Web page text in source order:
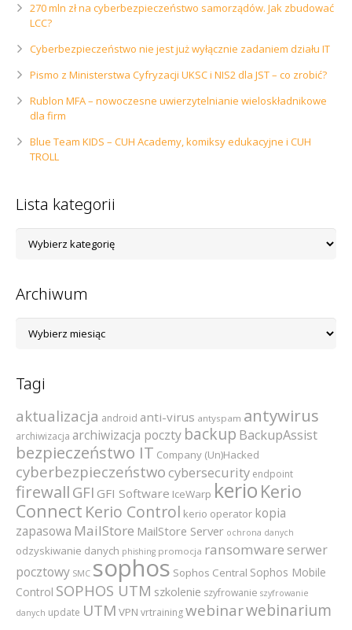
270 mln zł na cyberbezpieczeństwo samorządów. Jak zbudować
LCC?
Cyberbezpieczeństwo nie jest już wyłącznie zadaniem działu IT
Pismo z Ministerstwa Cyfryzacji UKSC i NIS2 dla JST – co zrobić?
Rublon MFA – nowoczesne uwierzytelnianie wieloskładnikowe
dla firm
Blue Team KIDS – CUH Academy, komiksy edukacyjne i CUH
TROLL
Lista kategorii
kategorii
Archiwum
Tagi
aktualizacja android anti-virus antyspam antywirus
archiwizacja archiwizacja poczty backup BackupAssist
bezpieczeństwo IT Company (Un)Hacked
cyberbezpieczeństwocybersecurity endpoint
firewall GFI GFI Software IceWarp kerio Kerio
Connect Kerio Control kerio operator kopia
zapasowa MailStore MailStore Server ochrona danych
odzyskiwanie danych phishing promocja ransomware serwer
pocztowy SMC sophos Sophos Central Sophos Mobile
Control SOPHOS UTM szkolenie szyfrowanie szyfrowanie
danych update UTM VPN vrtrainingwebinarwebinarium